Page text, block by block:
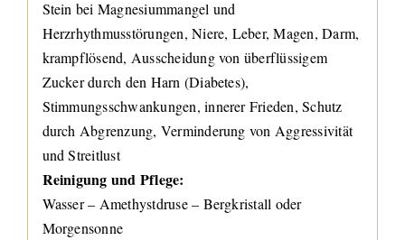
Stein bei Magnesiummangel und
Herzrhythmusstörungen, Niere, Leber, Magen, Darm,
krampflösend, Ausscheidung von überflüssigem
Zucker durch den Harn (Diabetes),
Stimmungsschwankungen, innerer Frieden, Schutz
durch Abgrenzung, Verminderung von Aggressivität
und Streitlust
Reinigung und Pflege:
Wasser – Amethystdruse – Bergkristall oder
Morgensonne